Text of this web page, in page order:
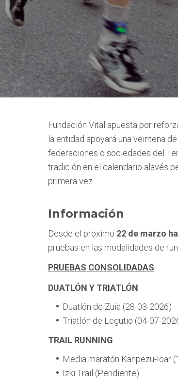
Fundación Vital apuesta por
la entidad apoyará una veintena
federaciones o sociedades del
tradición en el calendario alavés
primera vez.
Información
Desde el próximo 22 de marzo
pruebas en las modalidades de
PRUEBAS CONSOLIDADAS
DUATLÓN Y TRIATLÓN
Duatlón de Zuia (28-03-2026)
Triatlón de Legutio (04-07-
TRAIL RUNNING
Media maratón Kanpezu-Ioar
Izki Trail (Pendiente)